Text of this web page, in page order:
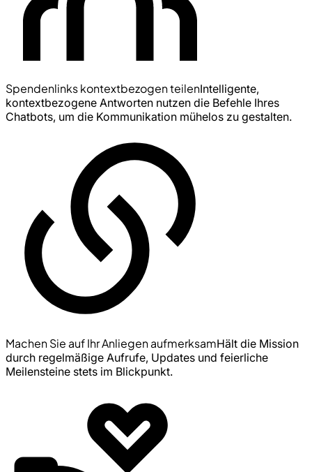
Spendenlinks kontextbezogen teilenIntelligente,
kontextbezogene Antworten nutzen die Befehle Ihres
Chatbots, um die Kommunikation mühelos zu gestalten.
Machen Sie auf Ihr Anliegen aufmerksamHält die Mission
durch regelmäßige Aufrufe, Updates und feierliche
Meilensteine stets im Blickpunkt.